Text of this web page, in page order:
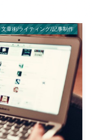
文章術/ライティング/記事制作